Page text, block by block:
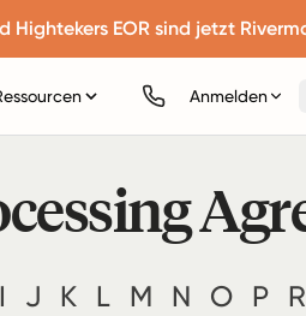
Hightekers EOR sind jetzt
Anmelden
I J K L M N O P R